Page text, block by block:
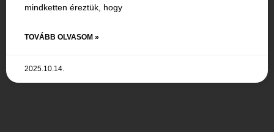
mindketten éreztük, hogy
TOVÁBB OLVASOM »
2025.10.14.